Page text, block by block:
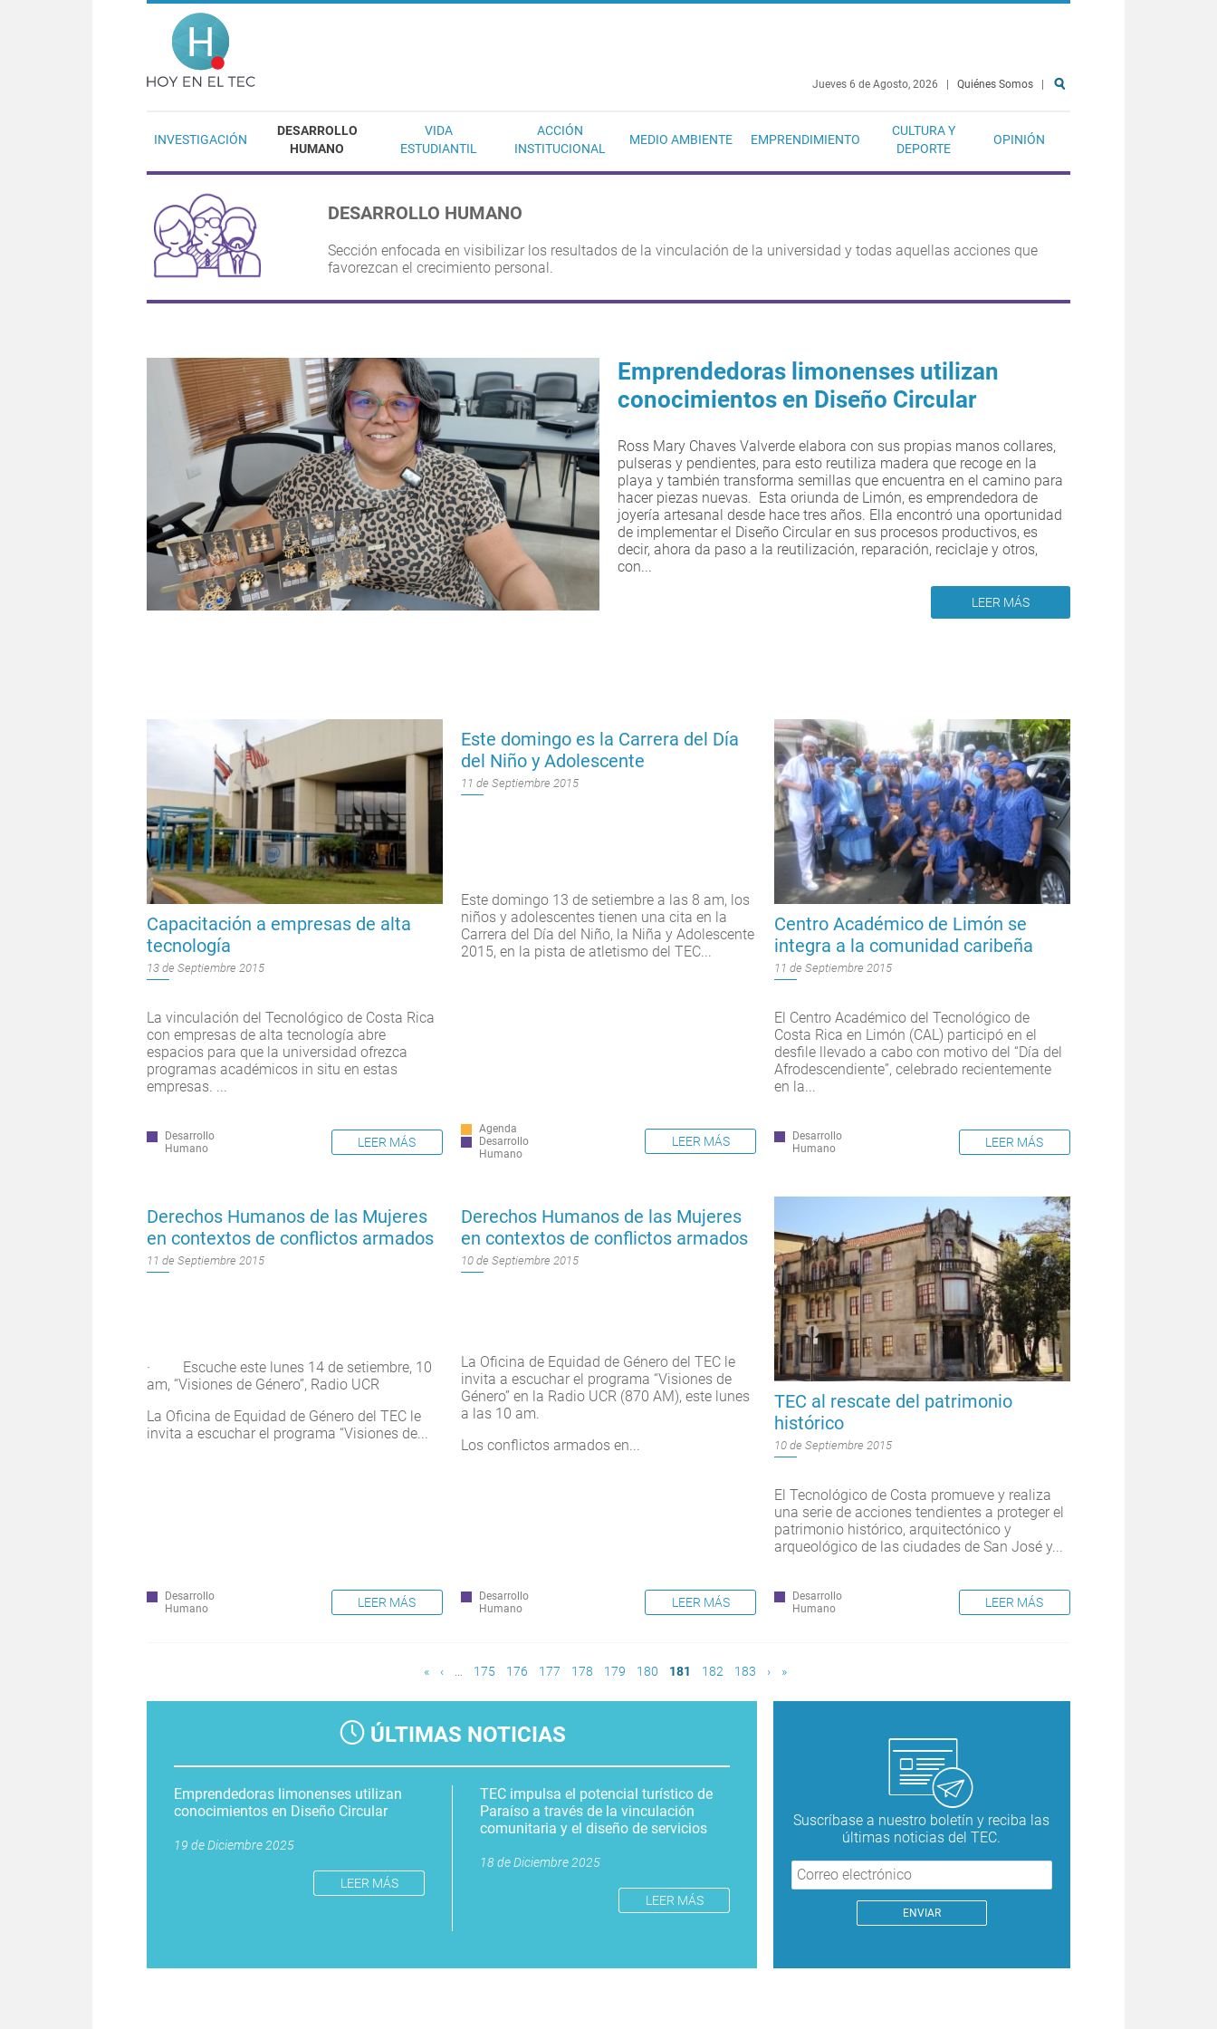
Pasar al contenido principal
Jueves 6 de Agosto, 2026 Quiénes Somos
INVESTIGACIÓN
DESARROLLO
HUMANO
VIDA
ESTUDIANTIL
ACCIÓN
INSTITUCIONAL
MEDIO AMBIENTE EMPRENDIMIENTO
CULTURA Y
DEPORTE
OPINIÓN
DESARROLLO HUMANO
Sección enfocada en visibilizar los resultados de la vinculación de la universidad y todas aquellas acciones que
favorezcan el crecimiento personal.
Emprendedoras limonenses utilizan
conocimientos en Diseño Circular
Ross Mary Chaves Valverde elabora con sus propias manos collares,
pulseras y pendientes, para esto reutiliza madera que recoge en la
playa y también transforma semillas que encuentra en el camino para
hacer piezas nuevas. Esta oriunda de Limón, es emprendedora de
joyería artesanal desde hace tres años. Ella encontró una oportunidad
de implementar el Diseño Circular en sus procesos productivos, es
decir, ahora da paso a la reutilización, reparación, reciclaje y otros,
con...
LEER MÁS
Capacitación a empresas de alta
tecnología
13 de Septiembre 2015
La vinculación del Tecnológico de Costa Rica
con empresas de alta tecnología abre
espacios para que la universidad ofrezca
programas académicos in situ en estas
empresas. ...
Desarrollo
Humano
LEER MÁS
Este domingo es la Carrera del Día
del Niño y Adolescente
11 de Septiembre 2015
Este domingo 13 de setiembre a las 8 am, los
niños y adolescentes tienen una cita en la
Carrera del Día del Niño, la Niña y Adolescente
2015, en la pista de atletismo del TEC...
Agenda
Desarrollo
Humano
LEER MÁS
Centro Académico de Limón se
integra a la comunidad caribeña
11 de Septiembre 2015
El Centro Académico del Tecnológico de
Costa Rica en Limón (CAL) participó en el
desfile llevado a cabo con motivo del “Día del
Afrodescendiente”, celebrado recientemente
en la...
Desarrollo
Humano
LEER MÁS
Derechos Humanos de las Mujeres
en contextos de conflictos armados
11 de Septiembre 2015
· Escuche este lunes 14 de setiembre, 10
am, “Visiones de Género”, Radio UCR
La Oficina de Equidad de Género del TEC le
invita a escuchar el programa “Visiones de...
Desarrollo
Humano
LEER MÁS
Derechos Humanos de las Mujeres
en contextos de conflictos armados
10 de Septiembre 2015
La Oficina de Equidad de Género del TEC le
invita a escuchar el programa “Visiones de
Género” en la Radio UCR (870 AM), este lunes
a las 10 am.
Los conflictos armados en...
Desarrollo
Humano
LEER MÁS
TEC al rescate del patrimonio
histórico
10 de Septiembre 2015
El Tecnológico de Costa promueve y realiza
una serie de acciones tendientes a proteger el
patrimonio histórico, arquitectónico y
arqueológico de las ciudades de San José y...
Desarrollo
Humano
LEER MÁS
« ‹ … 175 176 177 178 179 180 181 182 183 › »
ÚLTIMAS NOTICIAS
Emprendedoras limonenses utilizan
conocimientos en Diseño Circular
19 de Diciembre 2025
LEER MÁS
TEC impulsa el potencial turístico de
Paraíso a través de la vinculación
comunitaria y el diseño de servicios
18 de Diciembre 2025
LEER MÁS
Suscríbase a nuestro boletín y reciba las
últimas noticias del TEC.